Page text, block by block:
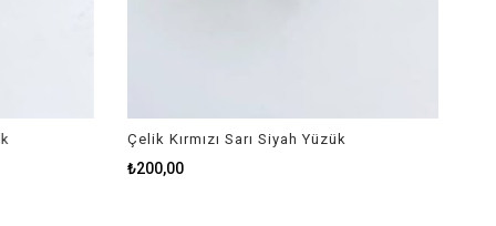
Çelik Kırmızı Sarı Siyah Yüzük
₺200,00